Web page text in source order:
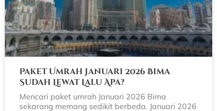
Paket Umrah Januari 2026 Bima
Sudah Lewat Lalu Apa?
Mencari paket umrah Januari 2026 Bima
sekarang memang sedikit berbeda. Januari 2026